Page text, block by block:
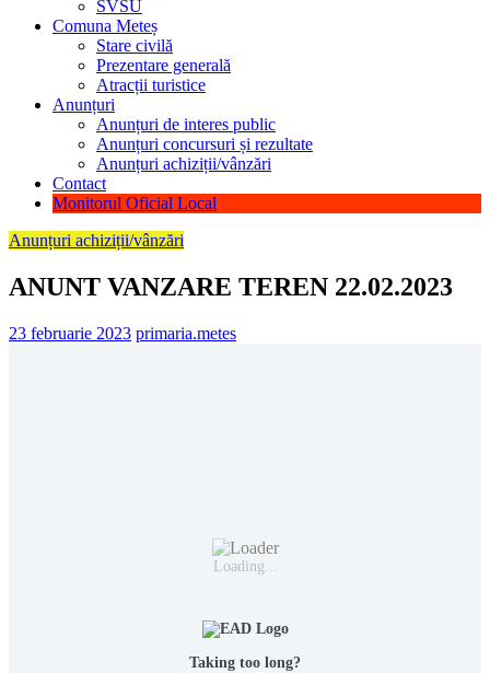
SVSU
Comuna Meteș
Stare civilă
Prezentare generală
Atracții turistice
Anunțuri
Anunțuri de interes public
Anunțuri concursuri și rezultate
Anunțuri achiziții/vânzări
Contact
Monitorul Oficial Local
Anunțuri achiziții/vânzări
ANUNT VANZARE TEREN 22.02.2023
23 februarie 2023 primaria.metes
Loading...
Taking too long?